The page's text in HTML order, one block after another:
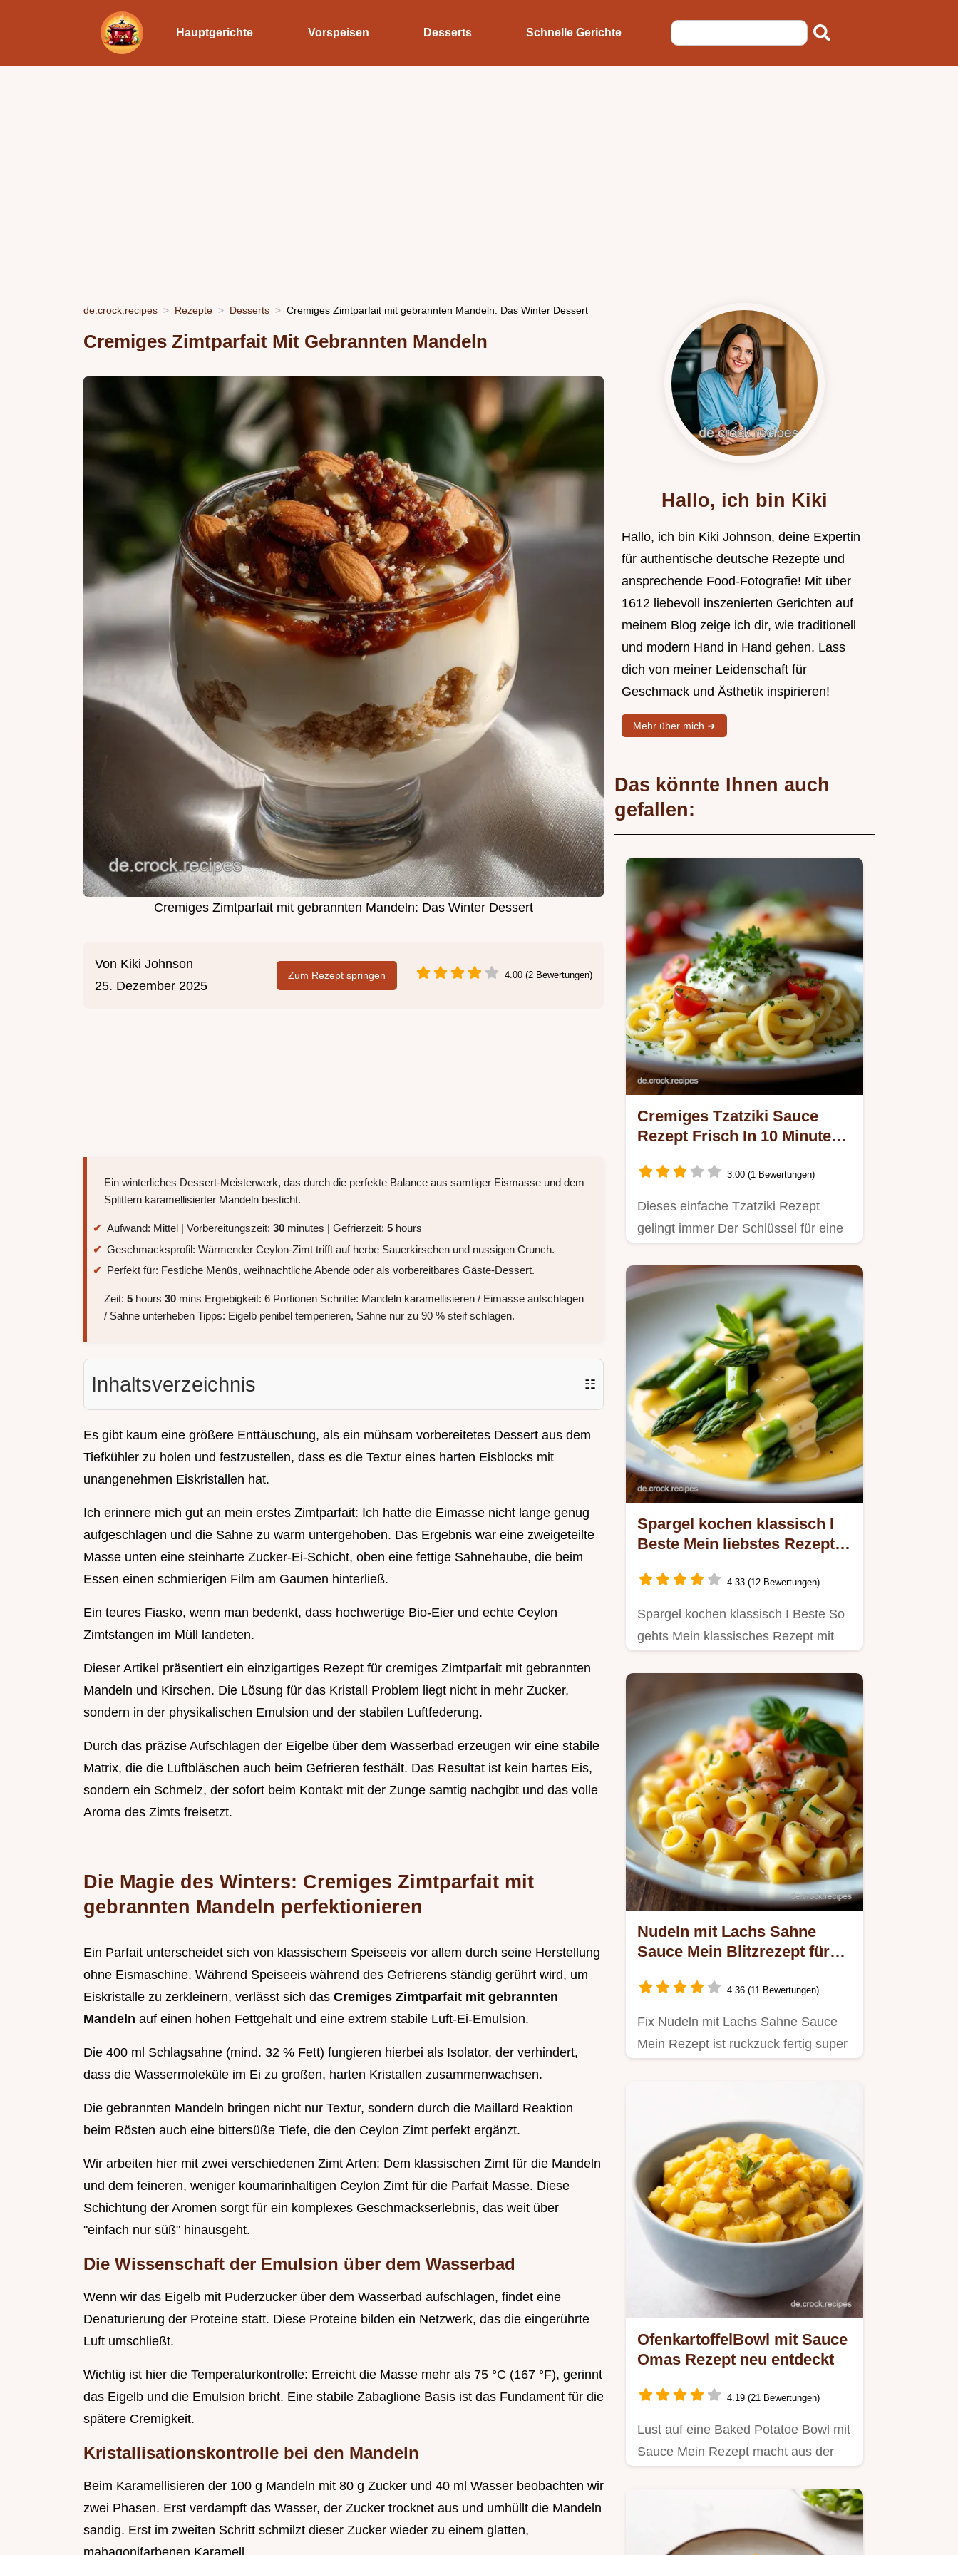
Hauptgerichte Vorspeisen Desserts Schnelle Gerichte
de.crock.recipes Rezepte Desserts Cremiges Zimtparfait mit gebrannten Mandeln: Das Winter Dessert
Cremiges Zimtparfait Mit Gebrannten Mandeln
Cremiges Zimtparfait mit gebrannten Mandeln: Das Winter Dessert
Von Kiki Johnson
25. Dezember 2025
Zum Rezept springen 4.00 (2 Bewertungen)
Ein winterliches Dessert-Meisterwerk, das durch die perfekte Balance aus samtiger Eismasse und dem
Splittern karamellisierter Mandeln besticht.
Aufwand: Mittel | Vorbereitungszeit: 30 minutes | Gefrierzeit: 5 hours
Geschmacksprofil: Wärmender Ceylon-Zimt trifft auf herbe Sauerkirschen und nussigen Crunch.
Perfekt für: Festliche Menüs, weihnachtliche Abende oder als vorbereitbares Gäste-Dessert.
Zeit: 5 hours 30 mins Ergiebigkeit: 6 Portionen Schritte: Mandeln karamellisieren / Eimasse aufschlagen
/ Sahne unterheben Tipps: Eigelb penibel temperieren, Sahne nur zu 90 % steif schlagen.
Inhaltsverzeichnis ☷
Es gibt kaum eine größere Enttäuschung, als ein mühsam vorbereitetes Dessert aus dem
Tiefkühler zu holen und festzustellen, dass es die Textur eines harten Eisblocks mit
unangenehmen Eiskristallen hat.
Ich erinnere mich gut an mein erstes Zimtparfait: Ich hatte die Eimasse nicht lange genug
aufgeschlagen und die Sahne zu warm untergehoben. Das Ergebnis war eine zweigeteilte
Masse unten eine steinharte Zucker-Ei-Schicht, oben eine fettige Sahnehaube, die beim
Essen einen schmierigen Film am Gaumen hinterließ.
Ein teures Fiasko, wenn man bedenkt, dass hochwertige Bio-Eier und echte Ceylon
Zimtstangen im Müll landeten.
Dieser Artikel präsentiert ein einzigartiges Rezept für cremiges Zimtparfait mit gebrannten
Mandeln und Kirschen. Die Lösung für das Kristall Problem liegt nicht in mehr Zucker,
sondern in der physikalischen Emulsion und der stabilen Luftfederung.
Durch das präzise Aufschlagen der Eigelbe über dem Wasserbad erzeugen wir eine stabile
Matrix, die die Luftbläschen auch beim Gefrieren festhält. Das Resultat ist kein hartes Eis,
sondern ein Schmelz, der sofort beim Kontakt mit der Zunge samtig nachgibt und das volle
Aroma des Zimts freisetzt.
Die Magie des Winters: Cremiges Zimtparfait mit
gebrannten Mandeln perfektionieren
Ein Parfait unterscheidet sich von klassischem Speiseeis vor allem durch seine Herstellung
ohne Eismaschine. Während Speiseeis während des Gefrierens ständig gerührt wird, um
Eiskristalle zu zerkleinern, verlässt sich das Cremiges Zimtparfait mit gebrannten
Mandeln auf einen hohen Fettgehalt und eine extrem stabile Luft-Ei-Emulsion.
Die 400 ml Schlagsahne (mind. 32 % Fett) fungieren hierbei als Isolator, der verhindert,
dass die Wassermoleküle im Ei zu großen, harten Kristallen zusammenwachsen.
Die gebrannten Mandeln bringen nicht nur Textur, sondern durch die Maillard Reaktion
beim Rösten auch eine bittersüße Tiefe, die den Ceylon Zimt perfekt ergänzt.
Wir arbeiten hier mit zwei verschiedenen Zimt Arten: Dem klassischen Zimt für die Mandeln
und dem feineren, weniger koumarinhaltigen Ceylon Zimt für die Parfait Masse. Diese
Schichtung der Aromen sorgt für ein komplexes Geschmackserlebnis, das weit über
"einfach nur süß" hinausgeht.
Die Wissenschaft der Emulsion über dem Wasserbad
Wenn wir das Eigelb mit Puderzucker über dem Wasserbad aufschlagen, findet eine
Denaturierung der Proteine statt. Diese Proteine bilden ein Netzwerk, das die eingerührte
Luft umschließt.
Wichtig ist hier die Temperaturkontrolle: Erreicht die Masse mehr als 75 °C (167 °F), gerinnt
das Eigelb und die Emulsion bricht. Eine stabile Zabaglione Basis ist das Fundament für die
spätere Cremigkeit.
Kristallisationskontrolle bei den Mandeln
Beim Karamellisieren der 100 g Mandeln mit 80 g Zucker und 40 ml Wasser beobachten wir
zwei Phasen. Erst verdampft das Wasser, der Zucker trocknet aus und umhüllt die Mandeln
sandig. Erst im zweiten Schritt schmilzt dieser Zucker wieder zu einem glatten,
Hallo, ich bin Kiki
Hallo, ich bin Kiki Johnson, deine Expertin
für authentische deutsche Rezepte und
ansprechende Food-Fotografie! Mit über
1612 liebevoll inszenierten Gerichten auf
meinem Blog zeige ich dir, wie traditionell
und modern Hand in Hand gehen. Lass
dich von meiner Leidenschaft für
Geschmack und Ästhetik inspirieren!
Mehr über mich ➜
Das könnte Ihnen auch
gefallen:
Cremiges Tzatziki Sauce
Rezept Frisch In 10 Minuten
3.00 (1 Bewertungen)
Dieses einfache Tzatziki Rezept
gelingt immer Der Schlüssel für eine
Spargel kochen klassisch I
Beste Mein liebstes Rezept
4.33 (12 Bewertungen)
Spargel kochen klassisch I Beste So
gehts Mein klassisches Rezept mit
Nudeln mit Lachs Sahne
Sauce Mein Blitzrezept für
4.36 (11 Bewertungen)
Fix Nudeln mit Lachs Sahne Sauce
Mein Rezept ist ruckzuck fertig super
OfenkartoffelBowl mit Sauce
Omas Rezept neu entdeckt
4.19 (21 Bewertungen)
Lust auf eine Baked Potatoe Bowl mit
Sauce Mein Rezept macht aus der